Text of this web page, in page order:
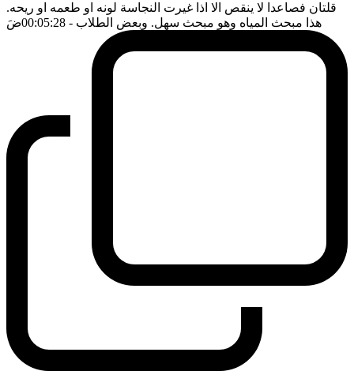
قلتان فصاعدا لا ينقص الا اذا غيرت النجاسة لونه او طعمه او ريحه.
هذا مبحث المياه وهو مبحث سهل. وبعض الطلاب - 00:05:28 ضَ